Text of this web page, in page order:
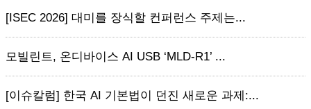
[ISEC 2026] 대미를 장식할 컨퍼런스 주제는...
모빌린트, 온디바이스 AI USB ‘MLD-R1’ ...
[이슈칼럼] 한국 AI 기본법이 던진 새로운 과제:...